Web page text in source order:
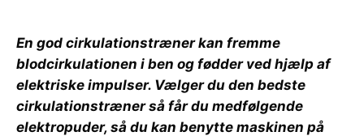
En god cirkulationstræner kan fremme
blodcirkulationen i ben og fødder ved hjælp af
elektriske impulser. Vælger du den bedste
cirkulationstræner så får du medfølgende
elektropuder, så du kan benytte maskinen på